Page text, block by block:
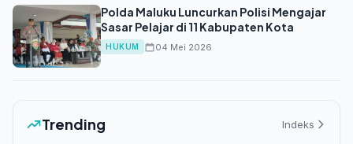
Polda Maluku Luncurkan Polisi Mengajar
Sasar Pelajar di 11 Kabupaten Kota
HUKUM 04 Mei 2026
Trending Indeks